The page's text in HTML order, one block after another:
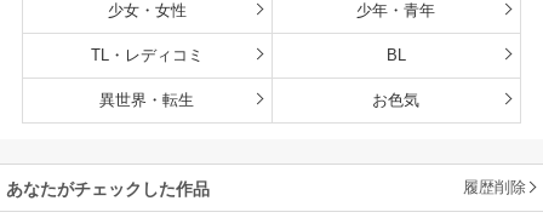
少女・女性 少年・青年
TL・レディコミ BL
異世界・転生 お色気
あなたがチェックした作品 履歴削除